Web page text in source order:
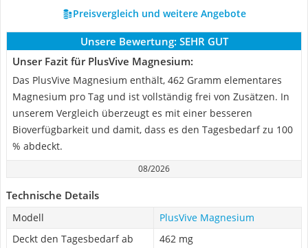
Preisvergleich und weitere Angebote
Unsere Bewertung: SEHR GUT
Unser Fazit für PlusVive Magnesium:
Das PlusVive Magnesium enthält, 462 Gramm elementares
Magnesium pro Tag und ist vollständig frei von Zusätzen. In
unserem Vergleich überzeugt es mit einer besseren
Bioverfügbarkeit und damit, dass es den Tagesbedarf zu 100
% abdeckt.
08/2026
Technische Details
Modell
PlusVive Magnesium
Deckt den Tagesbedarf ab
462 mg